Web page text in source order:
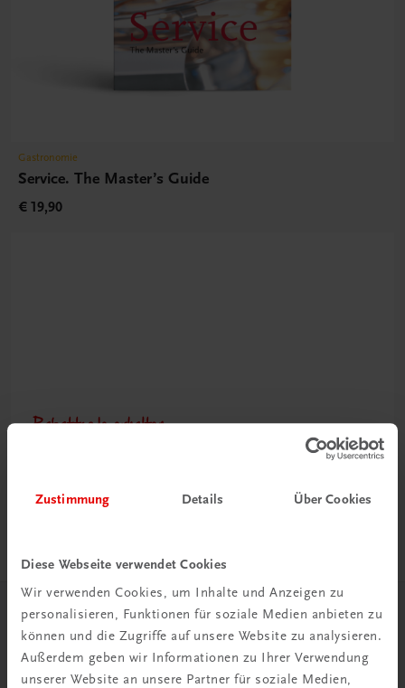
Zustimmung Details Über Cookies
Diese Webseite verwendet Cookies
Wir verwenden Cookies, um Inhalte und Anzeigen zu
personalisieren, Funktionen für soziale Medien anbieten zu
können und die Zugriffe auf unsere Website zu analysieren.
Außerdem geben wir Informationen zu Ihrer Verwendung
unserer Website an unsere Partner für soziale Medien,
Gastronomie
Service. The Master’s Guide
€ 19,90
Rabattcode erhalten
Herzlich willkommen bei TRAUNER!